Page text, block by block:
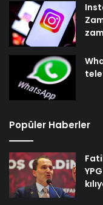
Popüler Haberler